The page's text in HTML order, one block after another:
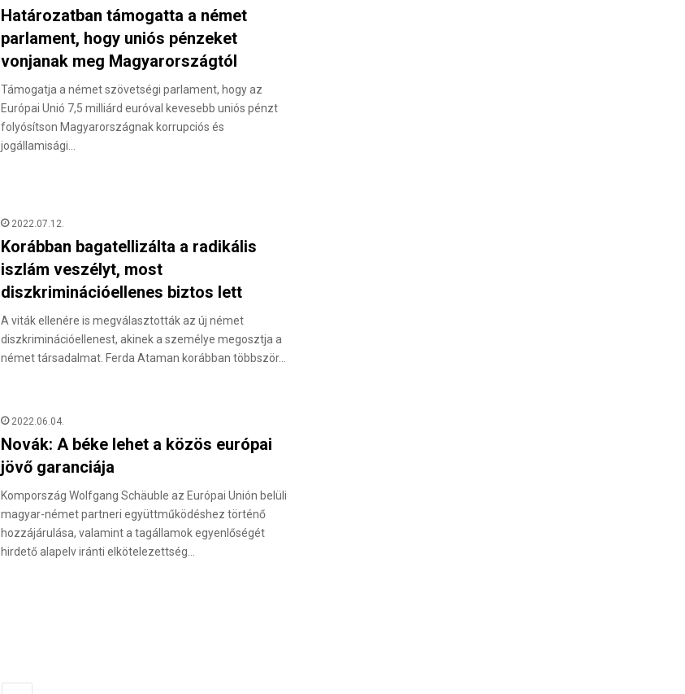
Határozatban támogatta a német
parlament, hogy uniós pénzeket
vonjanak meg Magyarországtól
Támogatja a német szövetségi parlament, hogy az
Európai Unió 7,5 milliárd euróval kevesebb uniós pénzt
folyósítson Magyarországnak korrupciós és
jogállamisági…
2022.07.12.
Korábban bagatellizálta a radikális
iszlám veszélyt, most
diszkriminációellenes biztos lett
A viták ellenére is megválasztották az új német
diszkriminációellenest, akinek a személye megosztja a
német társadalmat. Ferda Ataman korábban többször…
2022.06.04.
Novák: A béke lehet a közös európai
jövő garanciája
Kompország Wolfgang Schäuble az Európai Unión belüli
magyar-német partneri együttműködéshez történő
hozzájárulása, valamint a tagállamok egyenlőségét
hirdető alapelv iránti elkötelezettség…